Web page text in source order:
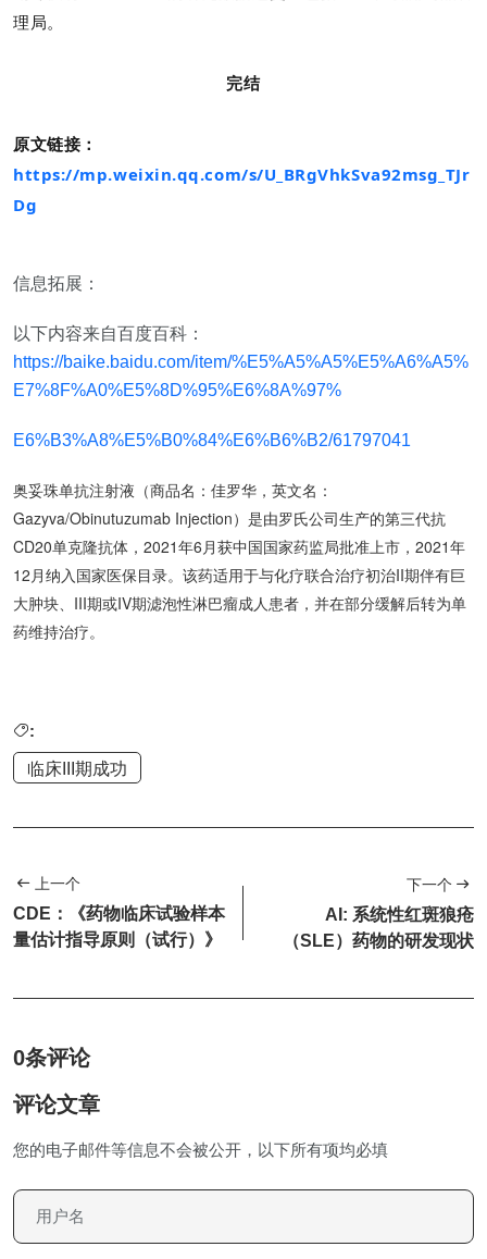
理局。
完结
原文链接：
https://mp.weixin.qq.com/s/U_BRgVhkSva92msg_TJr
Dg
信息拓展：
以下内容来自百度百科：
https://baike.baidu.com/item/%E5%A5%A5%E5%A6%A5%
E7%8F%A0%E5%8D%95%E6%8A%97%
E6%B3%A8%E5%B0%84%E6%B6%B2/61797041
奥妥珠单抗注射液（商品名：佳罗华，英文名：
Gazyva/Obinutuzumab Injection）是由罗氏公司生产的第三代抗
CD20单克隆抗体，2021年6月获中国国家药监局批准上市，2021年
12月纳入国家医保目录。该药适用于与化疗联合治疗初治II期伴有巨
大肿块、III期或IV期滤泡性淋巴瘤成人患者，并在部分缓解后转为单
药维持治疗。
:
临床III期成功
上一个
CDE：《药物临床试验样本
量估计指导原则（试行）》
下一个
AI: 系统性红斑狼疮
（SLE）药物的研发现状
0条评论
评论文章
您的电子邮件等信息不会被公开，以下所有项均必填